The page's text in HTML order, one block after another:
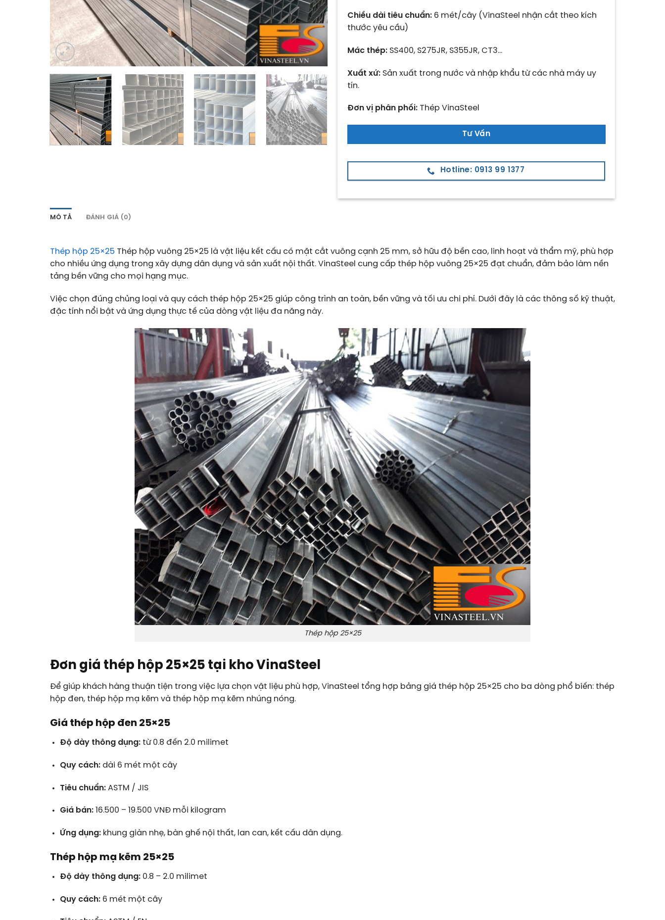
Chiều dài tiêu chuẩn:6 mét/cây (VinaSteel nhận cắt theo kích
thước yêu cầu)
Mác thép:SS400, S275JR, S355JR, CT3…
Xuất xứ:Sản xuất trong nước và nhập khẩu từ các nhà máy uy
tín.
Đơn vị phân phối:Thép VinaSteel
Tư Vấn
Hotline: 0913 99 1377
MÔ TẢ ĐÁNH GIÁ (0)
Thép hộp 25×25 Thép hộp vuông 25×25 là vật liệu kết cấu có mặt cắt vuông cạnh 25 mm, sở hữu độ bền cao, linh hoạt và thẩm mỹ, phù hợp
cho nhiều ứng dụng trong xây dựng dân dụng và sản xuất nội thất. VinaSteel cung cấp thép hộp vuông 25×25 đạt chuẩn, đảm bảo làm nền
tảng bền vững cho mọi hạng mục.
Việc chọn đúng chủng loại và quy cách thép hộp 25×25 giúp công trình an toàn, bền vững và tối ưu chi phí. Dưới đây là các thông số kỹ thuật,
đặc tính nổi bật và ứng dụng thực tế của dòng vật liệu đa năng này.
Thép hộp 25×25
Đơn giá thép hộp 25×25 tại kho VinaSteel
Để giúp khách hàng thuận tiện trong việc lựa chọn vật liệu phù hợp, VinaSteel tổng hợp bảng giá thép hộp 25×25 cho ba dòng phổ biến: thép
hộp đen, thép hộp mạ kẽm và thép hộp mạ kẽm nhúng nóng.
Giá thép hộp đen 25×25
Độ dày thông dụng: từ 0.8 đến 2.0 milimet
Quy cách: dài 6 mét một cây
Tiêu chuẩn: ASTM / JIS
Giá bán: 16.500 – 19.500 VNĐ mỗi kilogram
Ứng dụng: khung giàn nhẹ, bàn ghế nội thất, lan can, kết cấu dân dụng.
Thép hộp mạ kẽm 25×25
Độ dày thông dụng: 0.8 – 2.0 milimet
Quy cách: 6 mét một cây